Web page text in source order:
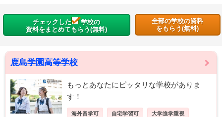
チェックした
学校の
資料をまとめてもらう(無料)
全部の学校の資料
をもらう(無料)
鹿島学園高等学校
もっとあなたにピッタリな学校がありま
す！
海外留学可 自宅学習可 大学進学重視